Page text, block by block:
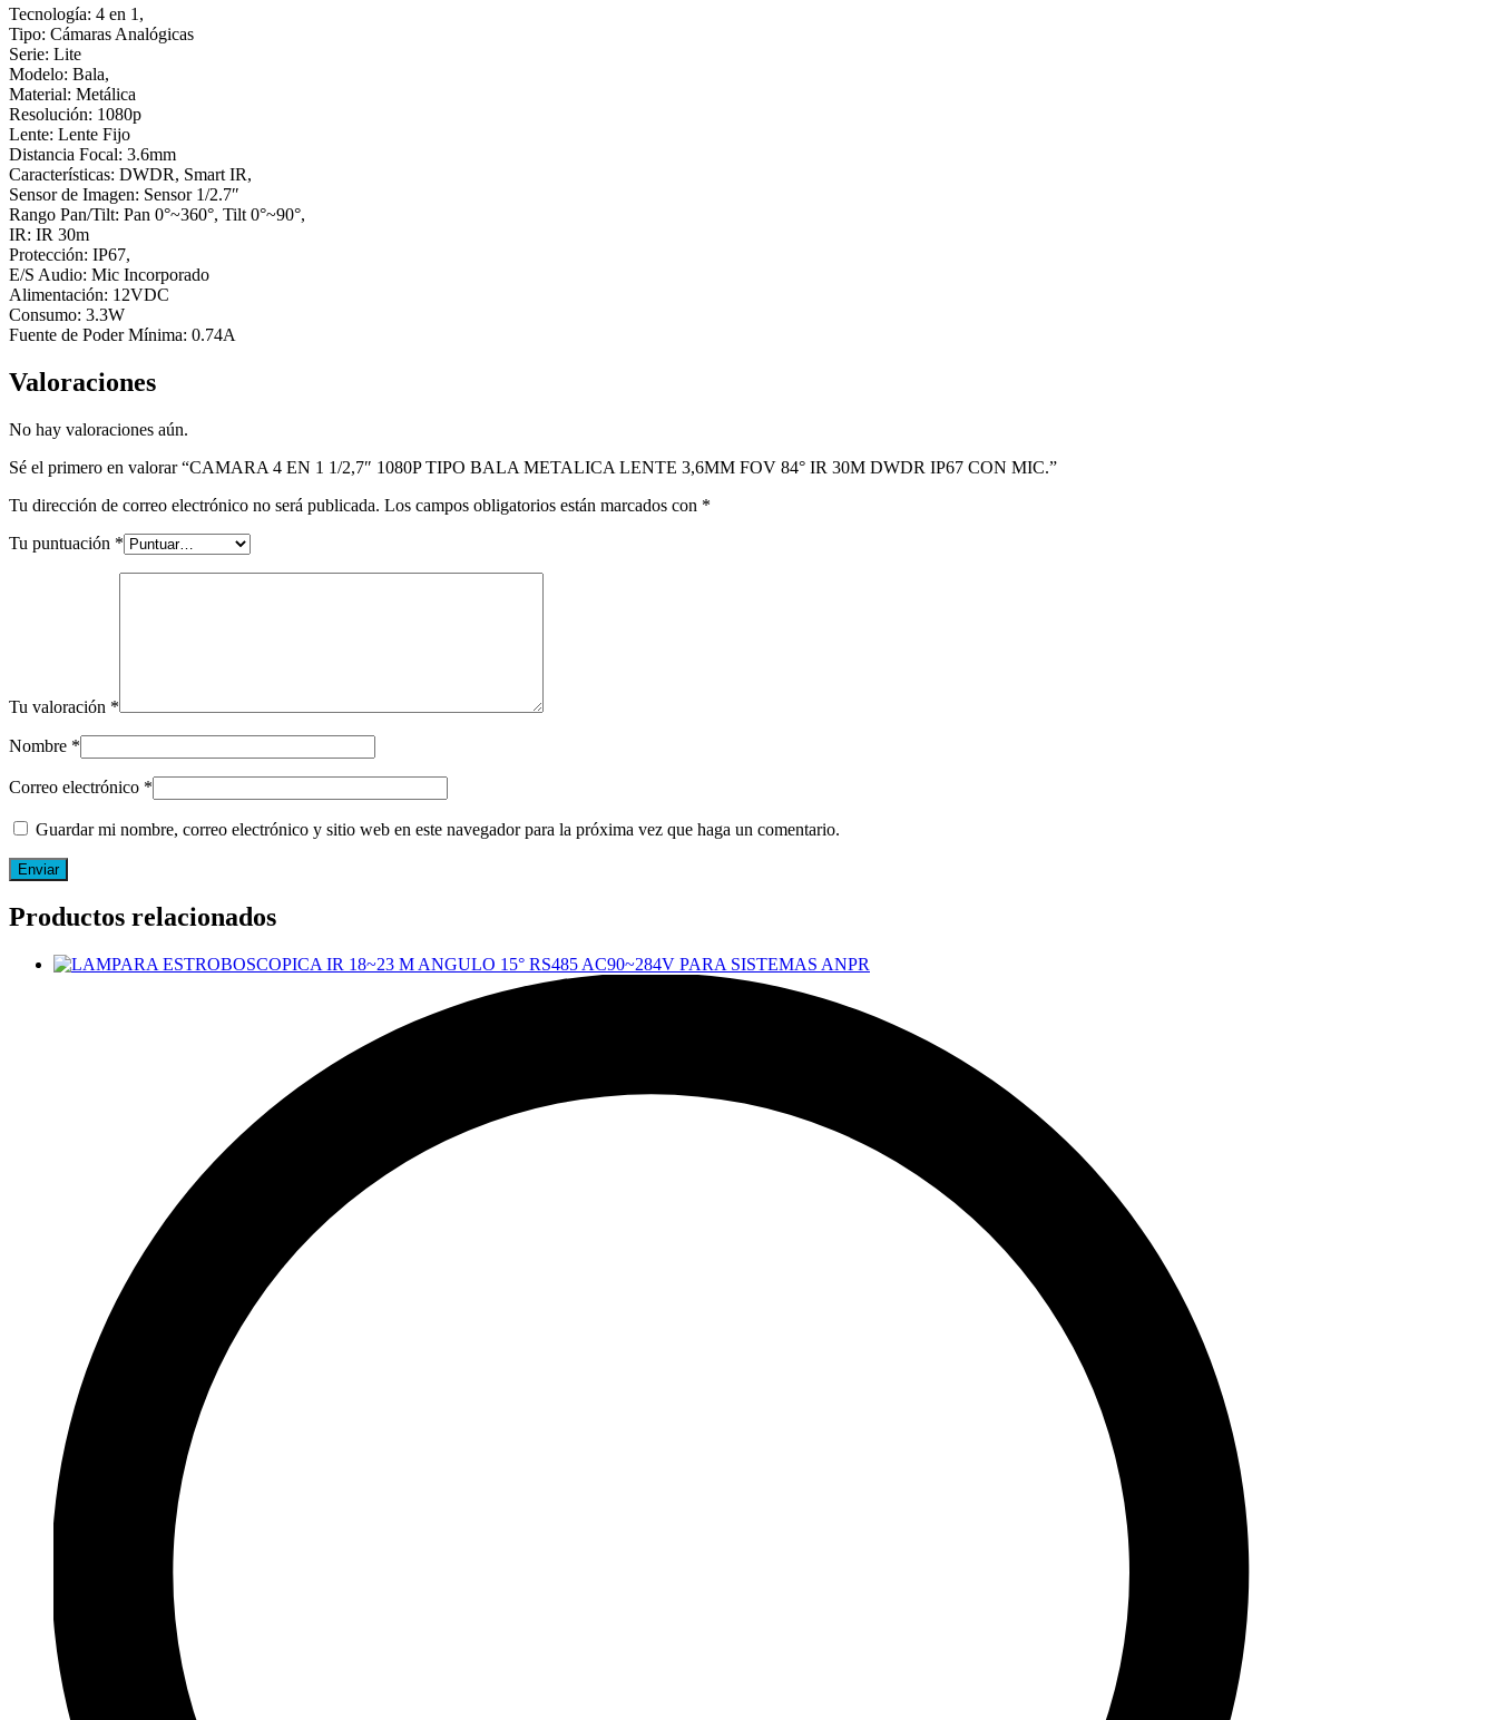
DWDR
IP67
CON
MIC.
cantidad
Tecnología: 4 en 1,
Tipo: Cámaras Analógicas
Serie: Lite
Modelo: Bala,
Material: Metálica
Resolución: 1080p
Lente: Lente Fijo
Distancia Focal: 3.6mm
Características: DWDR, Smart IR,
Sensor de Imagen: Sensor 1/2.7″
Rango Pan/Tilt: Pan 0°~360°, Tilt 0°~90°,
IR: IR 30m
Protección: IP67,
E/S Audio: Mic Incorporado
Alimentación: 12VDC
Consumo: 3.3W
Fuente de Poder Mínima: 0.74A
Valoraciones
No hay valoraciones aún.
Sé el primero en valorar “CAMARA 4 EN 1 1/2,7″ 1080P TIPO BALA METALICA LENTE 3,6MM FOV 84° IR 30M DWDR IP67 CON MIC.”
Tu dirección de correo electrónico no será publicada. Los campos obligatorios están marcados con *
Tu puntuación *
Tu valoración *
Nombre *
Correo electrónico *
Guardar mi nombre, correo electrónico y sitio web en este navegador para la próxima vez que haga un comentario.
Productos relacionados